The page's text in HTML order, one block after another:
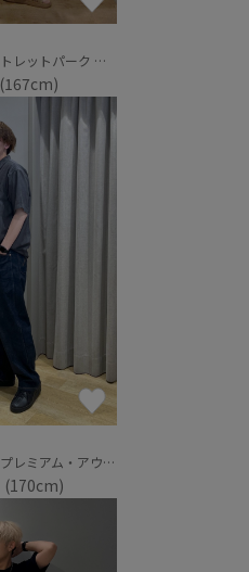
三井アウトレットパーク 横浜ベイサイド
(167cm)
神戸三田プレミアム・アウトレット
(170cm)